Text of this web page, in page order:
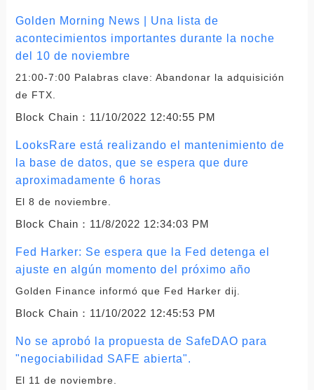
Golden Morning News | Una lista de
acontecimientos importantes durante la noche
del 10 de noviembre
21:00-7:00 Palabras clave: Abandonar la adquisición
de FTX.
Block Chain： 11/10/2022 12:40:55 PM
LooksRare está realizando el mantenimiento de
la base de datos, que se espera que dure
aproximadamente 6 horas
El 8 de noviembre.
Block Chain： 11/8/2022 12:34:03 PM
Fed Harker: Se espera que la Fed detenga el
ajuste en algún momento del próximo año
Golden Finance informó que Fed Harker dij.
Block Chain： 11/10/2022 12:45:53 PM
No se aprobó la propuesta de SafeDAO para
"negociabilidad SAFE abierta".
El 11 de noviembre.